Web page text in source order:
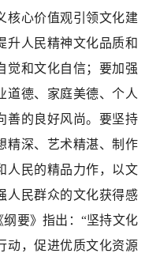
核心价值观引领文化建
升人民精神文化品质和
觉和文化自信；要加强
道德、家庭美德、个人
善的良好风尚。要坚持
精深、艺术精湛、制作
人民的精品力作，以文
人民群众的文化获得感
要》指出：“坚持文化
动，促进优质文化资源